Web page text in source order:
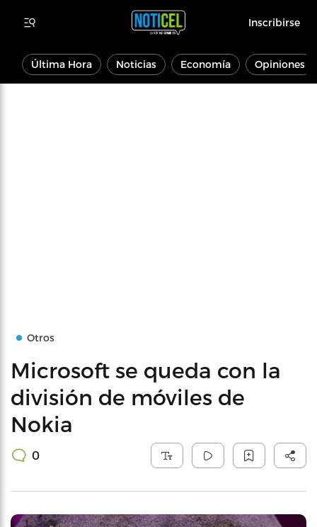
Inscribirse
Última Hora Noticias Economía Opiniones
Otros
Microsoft se queda con la
división de móviles de
Nokia
0